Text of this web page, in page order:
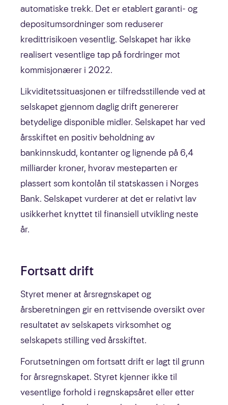
automatiske trekk. Det er etablert garanti- og
depositumsordninger som reduserer
kredittrisikoen vesentlig. Selskapet har ikke
realisert vesentlige tap på fordringer mot
kommisjonærer i 2022.
Likviditetssituasjonen er tilfredsstillende ved at
selskapet gjennom daglig drift genererer
betydelige disponible midler. Selskapet har ved
årsskiftet en positiv beholdning av
bankinnskudd, kontanter og lignende på 6,4
milliarder kroner, hvorav mesteparten er
plassert som kontolån til statskassen i Norges
Bank. Selskapet vurderer at det er relativt lav
usikkerhet knyttet til finansiell utvikling neste
år.
Fortsatt drift
Styret mener at årsregnskapet og
årsberetningen gir en rettvisende oversikt over
resultatet av selskapets virksomhet og
selskapets stilling ved årsskiftet.
Forutsetningen om fortsatt drift er lagt til grunn
for årsregnskapet. Styret kjenner ikke til
vesentlige forhold i regnskapsåret eller etter